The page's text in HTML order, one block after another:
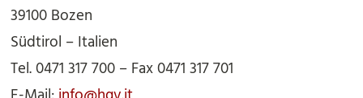
39100 Bozen
Südtirol – Italien
Tel. 0471 317 700 – Fax 0471 317 701